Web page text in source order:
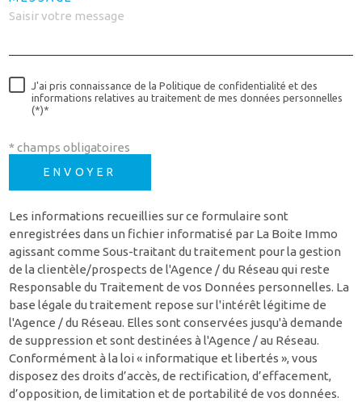
J'ai pris connaissance de la Politique de confidentialité et des
informations relatives au traitement de mes données personnelles
(*)*
* champs obligatoires
ENVOYER
Les informations recueillies sur ce formulaire sont
enregistrées dans un fichier informatisé par La Boite Immo
agissant comme Sous-traitant du traitement pour la gestion
de la clientèle/prospects de l'Agence / du Réseau qui reste
Responsable du Traitement de vos Données personnelles. La
base légale du traitement repose sur l'intérêt légitime de
l'Agence / du Réseau. Elles sont conservées jusqu'à demande
de suppression et sont destinées à l'Agence / au Réseau.
Conformément à la loi « informatique et libertés », vous
disposez des droits d’accès, de rectification, d’effacement,
d’opposition, de limitation et de portabilité de vos données.